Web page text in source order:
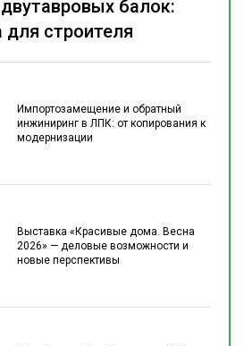
Импортозамещение и обратный
инжиниринг в ЛПК: от копирования к
модернизации
Выставка «Красивые дома. Весна
2026» — деловые возможности и
новые перспективы
балок:
строителя